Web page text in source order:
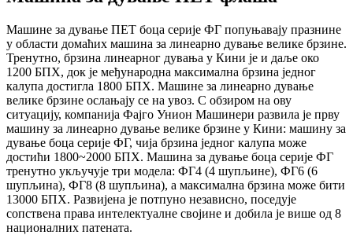
Машине за дување ПЕТ боца серије ФГ попуњавају празнине
у области домаћих машина за линеарно дување велике брзине.
Тренутно, брзина линеарног дувања у Кини је и даље око
1200 БПХ, док је међународна максимална брзина једног
калупа достигла 1800 БПХ. Машине за линеарно дување
велике брзине ослањају се на увоз. С обзиром на ову
ситуацију, компанија Фајго Унион Машинери развила је прву
машину за линеарно дување велике брзине у Кини: машину за
дување боца серије ФГ, чија брзина једног калупа може
достићи 1800~2000 БПХ. Машина за дување боца серије ФГ
тренутно укључује три модела: ФГ4 (4 шупљине), ФГ6 (6
шупљина), ФГ8 (8 шупљина), а максимална брзина може бити
13000 БПХ. Развијена је потпуно независно, поседује
сопствена права интелектуалне својине и добила је више од 8
националних патената.